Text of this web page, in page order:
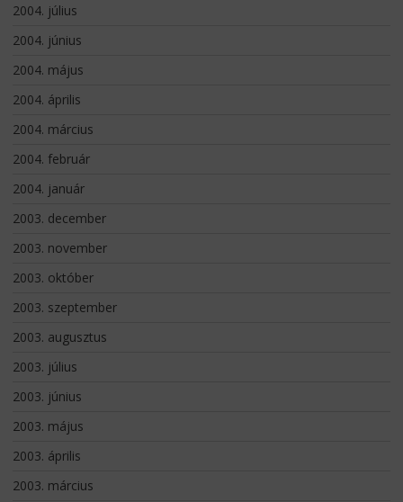
2004. július
2004. június
2004. május
2004. április
2004. március
2004. február
2004. január
2003. december
2003. november
2003. október
2003. szeptember
2003. augusztus
2003. július
2003. június
2003. május
2003. április
2003. március